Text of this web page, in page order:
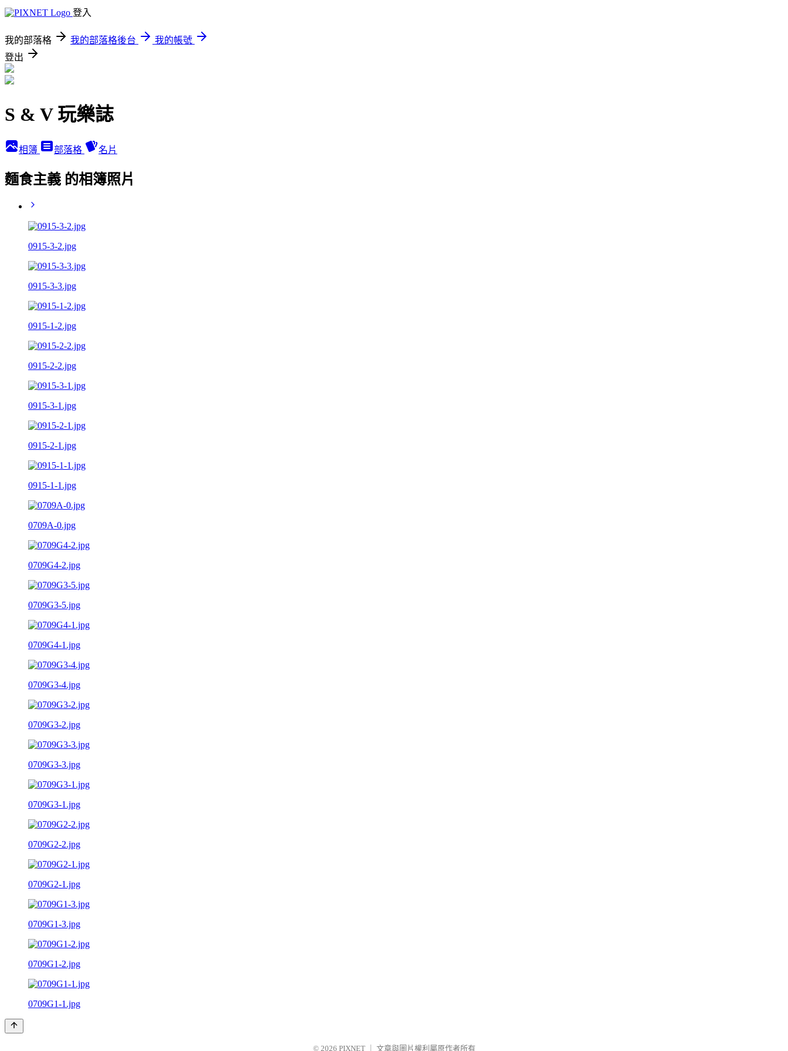
登入
我的部落格 我的部落格後台
我的帳號
登出
S & V 玩樂誌
相簿 部落格 名片
麵食主義 的相簿照片
0915-3-2.jpg
0915-3-3.jpg
0915-1-2.jpg
0915-2-2.jpg
0915-3-1.jpg
0915-2-1.jpg
0915-1-1.jpg
0709A-0.jpg
0709G4-2.jpg
0709G3-5.jpg
0709G4-1.jpg
0709G3-4.jpg
0709G3-2.jpg
0709G3-3.jpg
0709G3-1.jpg
0709G2-2.jpg
0709G2-1.jpg
0709G1-3.jpg
0709G1-2.jpg
0709G1-1.jpg
© 2026 PIXNET 文章與圖片權利屬原作者所有